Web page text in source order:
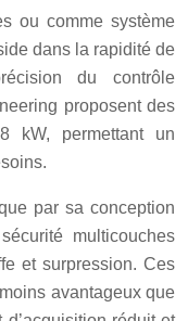
ou comme système
dans la rapidité de
du contrôle
proposent des
kW, permettant un
par sa conception
multicouches
et surpression. Ces
avantageux que